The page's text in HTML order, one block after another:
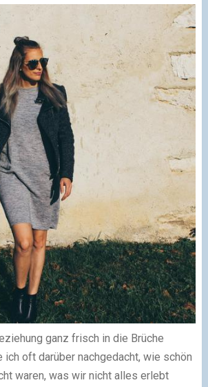
ganz frisch in die Brüche
ich oft darüber nachgedacht, wie schön
waren, was wir nicht alles erlebt